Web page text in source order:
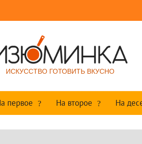
ИСКУССТВО ГОТОВИТЬ ВКУСНО
первое На второе На